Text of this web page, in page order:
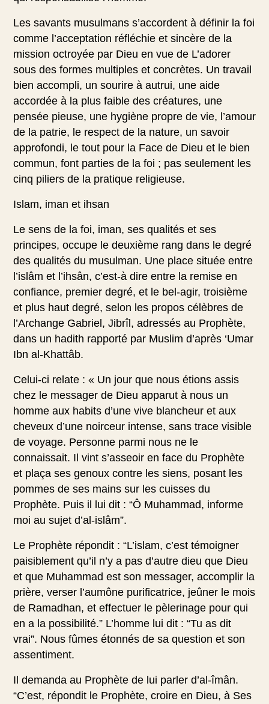
Les savants musulmans s’accordent à définir la foi
comme l’acceptation réfléchie et sincère de la
mission octroyée par Dieu en vue de L’adorer
sous des formes multiples et concrètes. Un travail
bien accompli, un sourire à autrui, une aide
accordée à la plus faible des créatures, une
pensée pieuse, une hygiène propre de vie, l’amour
de la patrie, le respect de la nature, un savoir
approfondi, le tout pour la Face de Dieu et le bien
commun, font parties de la foi ; pas seulement les
cinq piliers de la pratique religieuse.
Islam, iman et ihsan
Le sens de la foi, iman, ses qualités et ses
principes, occupe le deuxième rang dans le degré
des qualités du musulman. Une place située entre
l’islâm et l’ihsân, c’est-à dire entre la remise en
confiance, premier degré, et le bel-agir, troisième
et plus haut degré, selon les propos célèbres de
l’Archange Gabriel, Jibrîl, adressés au Prophète,
dans un hadith rapporté par Muslim d’après ‘Umar
Ibn al-Khattâb.
Celui-ci relate : « Un jour que nous étions assis
chez le messager de Dieu apparut à nous un
homme aux habits d’une vive blancheur et aux
cheveux d’une noirceur intense, sans trace visible
de voyage. Personne parmi nous ne le
connaissait. Il vint s’asseoir en face du Prophète
et plaça ses genoux contre les siens, posant les
pommes de ses mains sur les cuisses du
Prophète. Puis il lui dit : “Ô Muhammad, informe
moi au sujet d’al-islâm”.
Le Prophète répondit : “L’islam, c’est témoigner
paisiblement qu’il n’y a pas d’autre dieu que Dieu
et que Muhammad est son messager, accomplir la
prière, verser l’aumône purificatrice, jeûner le mois
de Ramadhan, et effectuer le pèlerinage pour qui
en a la possibilité.” L’homme lui dit : “Tu as dit
vrai”. Nous fûmes étonnés de sa question et son
assentiment.
Il demanda au Prophète de lui parler d’al-îmân.
“C’est, répondit le Prophète, croire en Dieu, à Ses